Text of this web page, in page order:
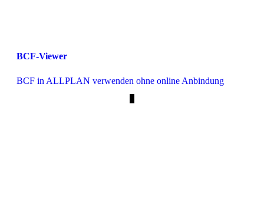
BCF-Viewer
BCF in ALLPLAN verwenden ohne online Anbindung